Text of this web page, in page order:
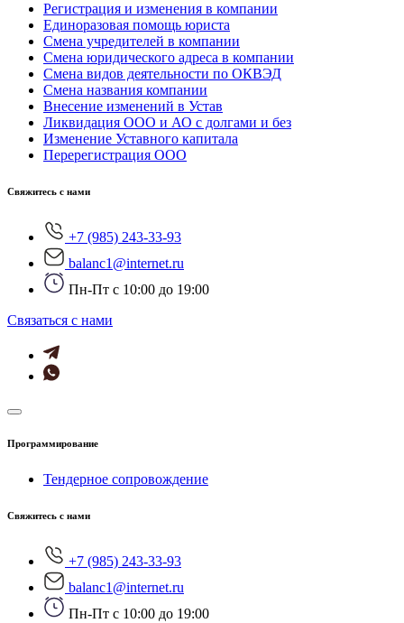
Регистрация и изменения в компании
Единоразовая помощь юриста
Смена учредителей в компании
Смена юридического адреса в компании
Смена видов деятельности по ОКВЭД
Смена названия компании
Внесение изменений в Устав
Ликвидация ООО и АО с долгами и без
Изменение Уставного капитала
Перерегистрация ООО
Свяжитесь с нами
+7 (985) 243-33-93
balanc1@internet.ru
Пн-Пт с 10:00 до 19:00
Cвязаться с нами
Программирование
Тендерное сопровождение
Свяжитесь с нами
+7 (985) 243-33-93
balanc1@internet.ru
Пн-Пт с 10:00 до 19:00